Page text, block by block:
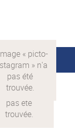
sont les
par ASLAN